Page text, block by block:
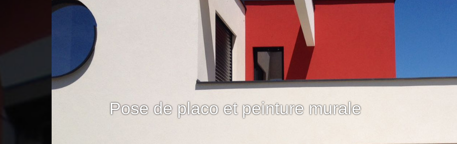
Pose de placo et peinture murale